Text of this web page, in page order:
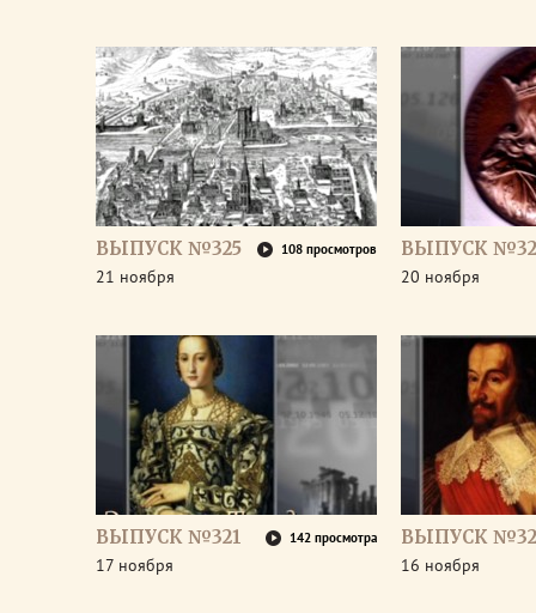
ВЫПУСК №325 108 просмотров
21 ноября
ВЫПУСК
20 ноября
ВЫПУСК №321 142 просмотра
17 ноября
ВЫПУСК
16 ноября